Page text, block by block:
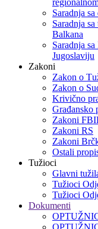
Saradnja
Saradnja
Balkana
Saradnja
Jugoslaviju
Zakoni
Zakon o
Zakon o
Krivično
Građansko
Zakoni
Zakoni RS
Zakoni
Ostali
Tužioci
Glavni
Tužioci
Tužioci
Dokumenti